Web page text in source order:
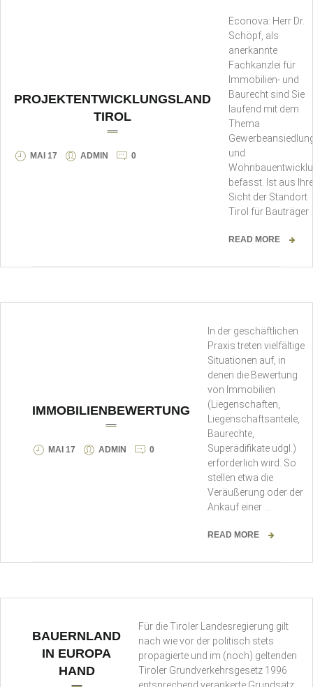
PROJEKTENTWICKLUNGSLAND
TIROL
MAI 17 ADMIN 0
Econova: Herr Dr.
Schöpf, als
anerkannte
Fachkanzlei für
Immobilien- und
Baurecht sind Sie
laufend mit dem
Thema
und
befasst. Ist aus
Sicht der Standort
Tirol für Bauträger
READ MORE
IMMOBILIENBEWERTUNG
MAI 17 ADMIN 0
In der geschäftlichen
Praxis treten vielfältige
Situationen auf, in
denen die Bewertung
von Immobilien
(Liegenschaften,
Liegenschaftsanteile,
Baurechte,
Superädifikate udgl.)
erforderlich wird. So
stellen etwa die
Veräußerung oder der
Ankauf einer …
READ MORE
BAUERNLAND
IN EUROPA
HAND
Für die Tiroler Landesregierung gilt
nach wie vor der politisch stets
propagierte und im (noch) geltenden
Tiroler Grundverkehrsgesetz 1996